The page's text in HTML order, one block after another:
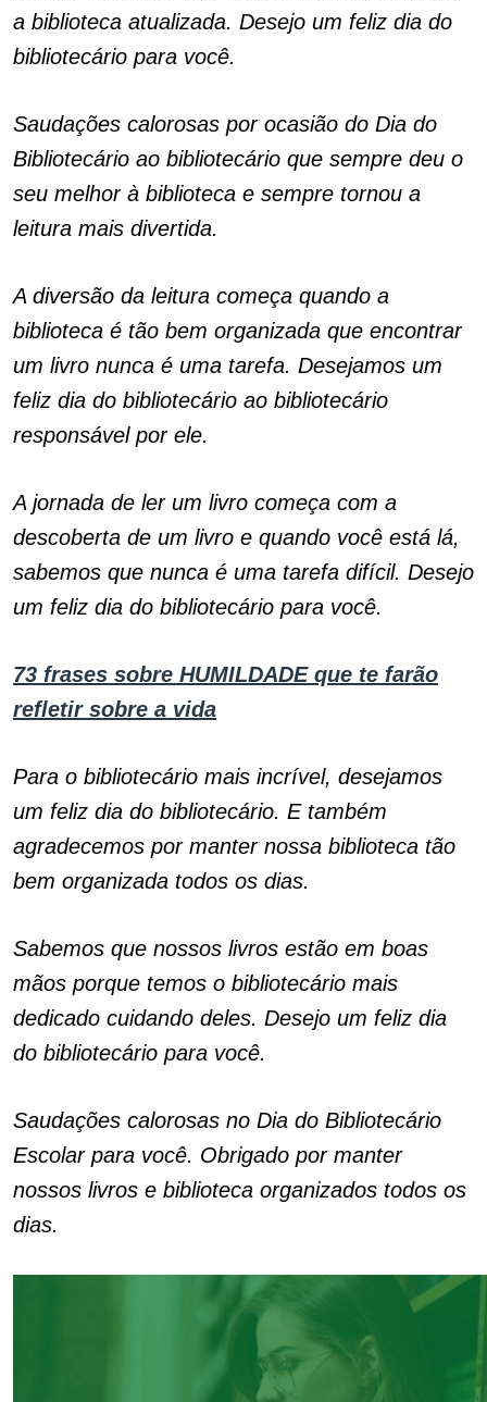
a biblioteca atualizada. Desejo um feliz dia do
bibliotecário para você.
Saudações calorosas por ocasião do Dia do
Bibliotecário ao bibliotecário que sempre deu o
seu melhor à biblioteca e sempre tornou a
leitura mais divertida.
A diversão da leitura começa quando a
biblioteca é tão bem organizada que encontrar
um livro nunca é uma tarefa. Desejamos um
feliz dia do bibliotecário ao bibliotecário
responsável por ele.
A jornada de ler um livro começa com a
descoberta de um livro e quando você está lá,
sabemos que nunca é uma tarefa difícil. Desejo
um feliz dia do bibliotecário para você.
73 frases sobre HUMILDADE que te farão
refletir sobre a vida
Para o bibliotecário mais incrível, desejamos
um feliz dia do bibliotecário. E também
agradecemos por manter nossa biblioteca tão
bem organizada todos os dias.
Sabemos que nossos livros estão em boas
mãos porque temos o bibliotecário mais
dedicado cuidando deles. Desejo um feliz dia
do bibliotecário para você.
Saudações calorosas no Dia do Bibliotecário
Escolar para você. Obrigado por manter
nossos livros e biblioteca organizados todos os
dias.